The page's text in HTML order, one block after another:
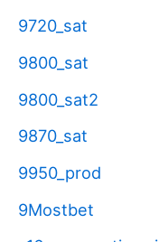
9720_sat
9800_sat
9800_sat2
9870_sat
9950_prod
9Mostbet